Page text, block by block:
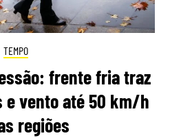
TEMPO
frente fria traz
e vento até 50 km/h
regiões